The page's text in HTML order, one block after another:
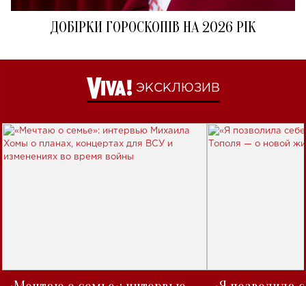
ДОБІРКИ ГОРОСКОПІВ НА 2026 РІК
ЭКСКЛЮЗИВ